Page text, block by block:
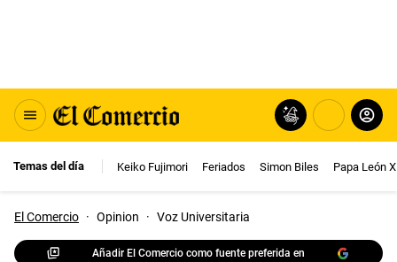
Temas del día Keiko Fujimori Feriados Simon Biles Papa León
El Comercio · Opinion · Voz Universitaria
Añadir El Comercio como fuente preferida en